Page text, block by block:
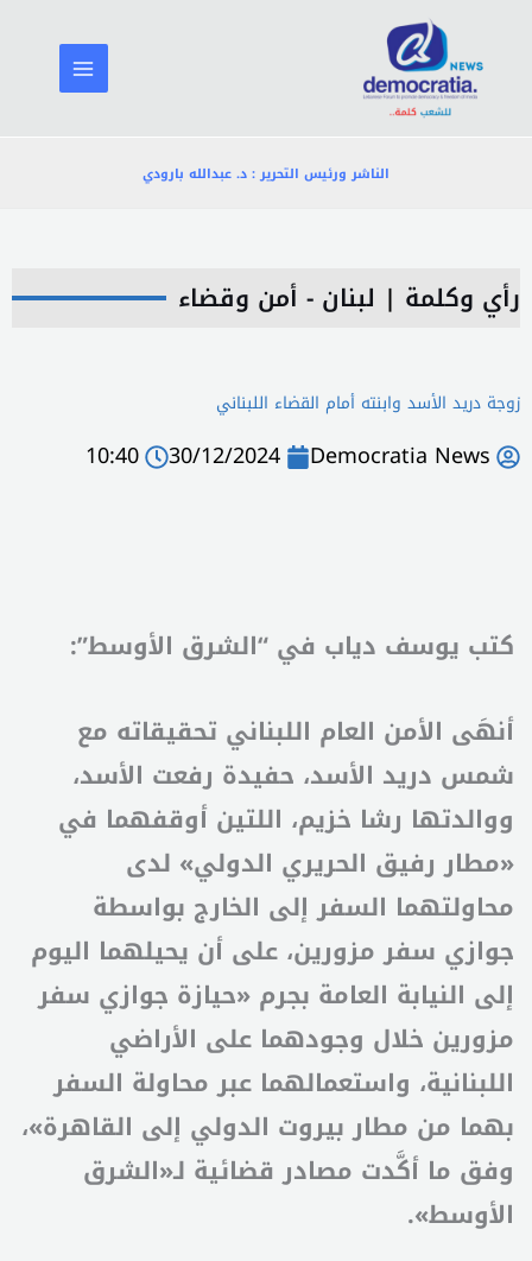
المحتوى
الناشر ورئيس التحرير : د. عبدالله بارودي
رأي وكلمة | لبنان - أمن وقضاء
زوجة دريد الأسد وابنته أمام القضاء اللبناني
Democratia News
30/12/2024
10:40
كتب يوسف دياب في “الشرق الأوسط”:
أنهَى الأمن العام اللبناني تحقيقاته مع
شمس دريد الأسد، حفيدة رفعت الأسد،
ووالدتها رشا خزيم، اللتين أوقفهما في
«مطار رفيق الحريري الدولي» لدى
محاولتهما السفر إلى الخارج بواسطة
جوازي سفر مزورين، على أن يحيلهما اليوم
إلى النيابة العامة بجرم «حيازة جوازي سفر
مزورين خلال وجودهما على الأراضي
اللبنانية، واستعمالهما عبر محاولة السفر
بهما من مطار بيروت الدولي إلى القاهرة»،
وفق ما أكَّدت مصادر قضائية لـ«الشرق
الأوسط».